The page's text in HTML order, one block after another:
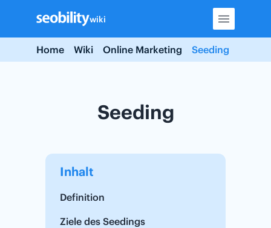
content
wiki
Home Wiki Online Marketing Seeding
Seeding
Inhalt
Definition
Ziele des Seedings